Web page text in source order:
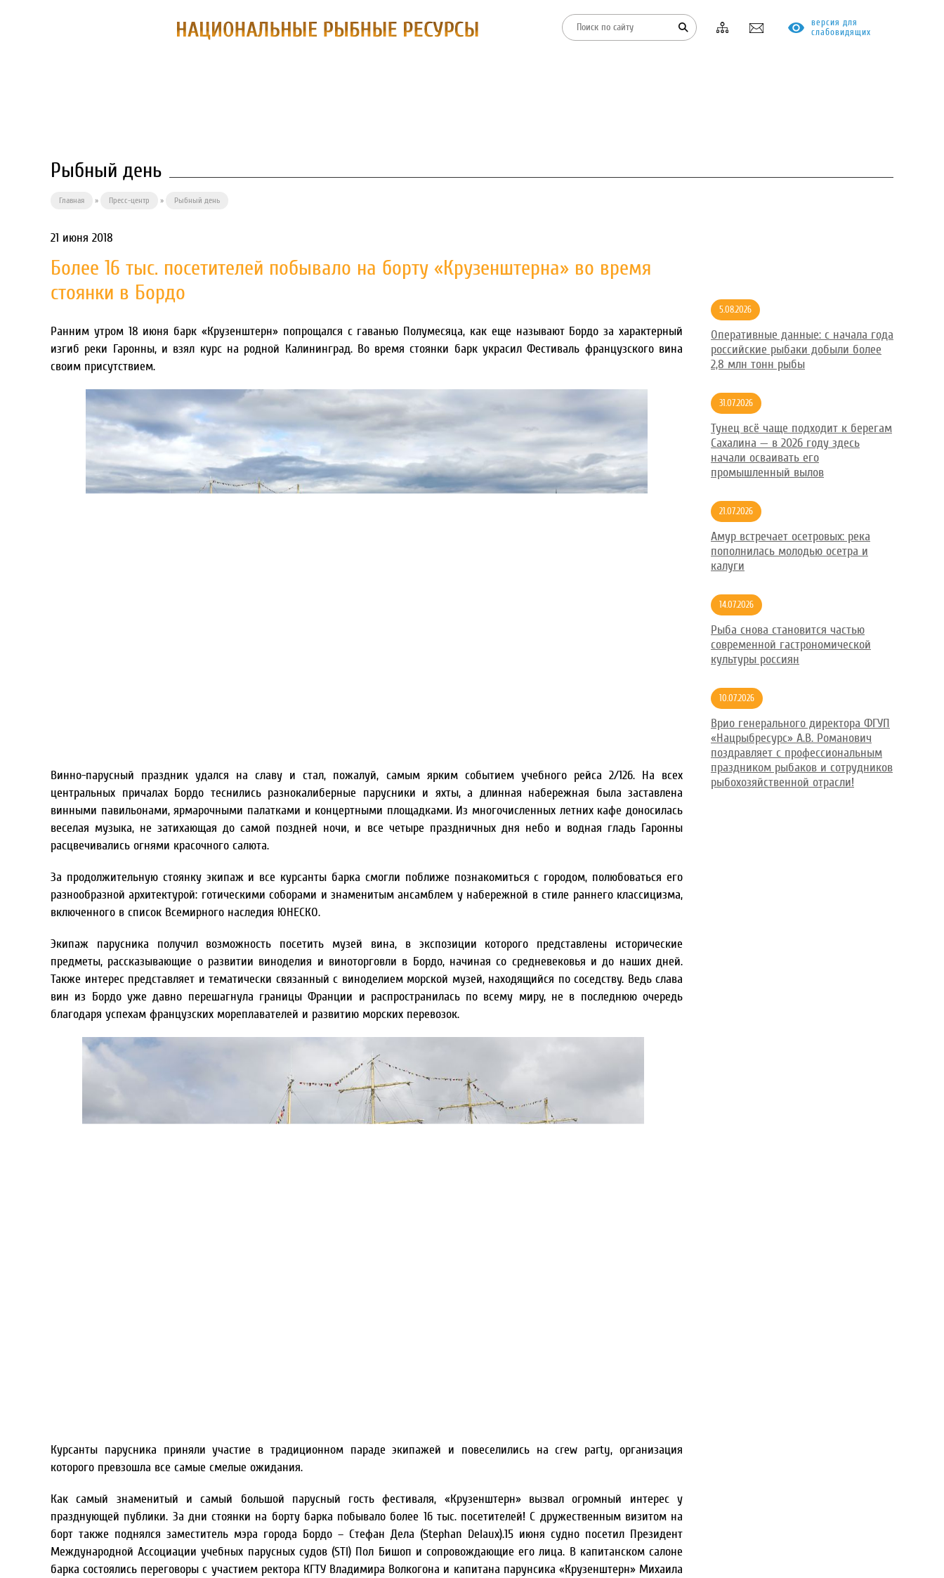
версия для
слабовидящих
Рыбный день
Главная » Пресс-центр » Рыбный день
21 июня 2018
Более 16 тыс. посетителей побывало на борту «Крузенштерна» во время
стоянки в Бордо
Ранним утром 18 июня барк «Крузенштерн» попрощался с гаванью Полумесяца, как еще называют Бордо за характерный
изгиб реки Гаронны, и взял курс на родной Калининград. Во время стоянки барк украсил Фестиваль французского вина
своим присутствием.
Винно-парусный праздник удался на славу и стал, пожалуй, самым ярким событием учебного рейса 2/126. На всех
центральных причалах Бордо теснились разнокалиберные парусники и яхты, а длинная набережная была заставлена
винными павильонами, ярмарочными палатками и концертными площадками. Из многочисленных летних кафе доносилась
веселая музыка, не затихающая до самой поздней ночи, и все четыре праздничных дня небо и водная гладь Гаронны
расцвечивались огнями красочного салюта.
За продолжительную стоянку экипаж и все курсанты барка смогли поближе познакомиться с городом, полюбоваться его
разнообразной архитектурой: готическими соборами и знаменитым ансамблем у набережной в стиле раннего классицизма,
включенного в список Всемирного наследия ЮНЕСКО.
Экипаж парусника получил возможность посетить музей вина, в экспозиции которого представлены исторические
предметы, рассказывающие о развитии виноделия и виноторговли в Бордо, начиная со средневековья и до наших дней.
Также интерес представляет и тематически связанный с виноделием морской музей, находящийся по соседству. Ведь слава
вин из Бордо уже давно перешагнула границы Франции и распространилась по всему миру, не в последнюю очередь
благодаря успехам французских мореплавателей и развитию морских перевозок.
Курсанты парусника приняли участие в традиционном параде экипажей и повеселились на crew party, организация
которого превзошла все самые смелые ожидания.
Как самый знаменитый и самый большой парусный гость фестиваля, «Крузенштерн» вызвал огромный интерес у
празднующей публики. За дни стоянки на борту барка побывало более 16 тыс. посетителей! С дружественным визитом на
борт также поднялся заместитель мэра города Бордо – Стефан Дела (Stephan Delaux).15 июня судно посетил Президент
Международной Ассоциации учебных парусных судов (STI) Пол Бишоп и сопровождающие его лица. В капитанском салоне
барка состоялись переговоры с участием ректора КГТУ Владимира Волкогона и капитана парунсика «Крузенштерн» Михаила
5.08.2026
Оперативные данные: с начала года
российские рыбаки добыли более
2,8 млн тонн рыбы
31.07.2026
Тунец всё чаще подходит к берегам
Сахалина — в 2026 году здесь
начали осваивать его
промышленный вылов
21.07.2026
Амур встречает осетровых: река
пополнилась молодью осетра и
калуги
14.07.2026
Рыба снова становится частью
современной гастрономической
культуры россиян
10.07.2026
Врио генерального директора ФГУП
«Нацрыбресурс» А.В. Романович
поздравляет с профессиональным
праздником рыбаков и сотрудников
рыбохозяйственной отрасли!